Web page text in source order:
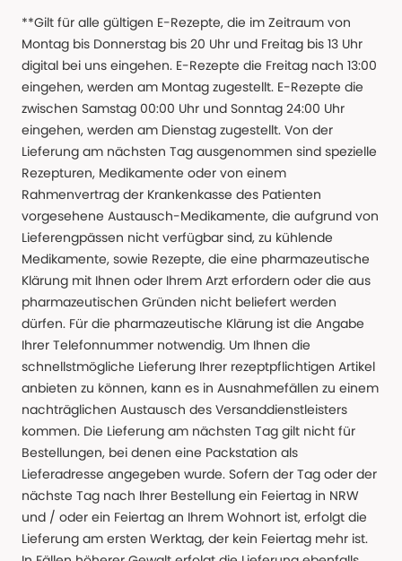
**Gilt für alle gültigen E-Rezepte, die im Zeitraum von
Montag bis Donnerstag bis 20 Uhr und Freitag bis 13 Uhr
digital bei uns eingehen. E-Rezepte die Freitag nach 13:00
eingehen, werden am Montag zugestellt. E-Rezepte die
zwischen Samstag 00:00 Uhr und Sonntag 24:00 Uhr
eingehen, werden am Dienstag zugestellt. Von der
Lieferung am nächsten Tag ausgenommen sind spezielle
Rezepturen, Medikamente oder von einem
Rahmenvertrag der Krankenkasse des Patienten
vorgesehene Austausch-Medikamente, die aufgrund von
Lieferengpässen nicht verfügbar sind, zu kühlende
Medikamente, sowie Rezepte, die eine pharmazeutische
Klärung mit Ihnen oder Ihrem Arzt erfordern oder die aus
pharmazeutischen Gründen nicht beliefert werden
dürfen. Für die pharmazeutische Klärung ist die Angabe
Ihrer Telefonnummer notwendig. Um Ihnen die
schnellstmögliche Lieferung Ihrer rezeptpflichtigen Artikel
anbieten zu können, kann es in Ausnahmefällen zu einem
nachträglichen Austausch des Versanddienstleisters
kommen. Die Lieferung am nächsten Tag gilt nicht für
Bestellungen, bei denen eine Packstation als
Lieferadresse angegeben wurde. Sofern der Tag oder der
nächste Tag nach Ihrer Bestellung ein Feiertag in NRW
und / oder ein Feiertag an Ihrem Wohnort ist, erfolgt die
Lieferung am ersten Werktag, der kein Feiertag mehr ist.